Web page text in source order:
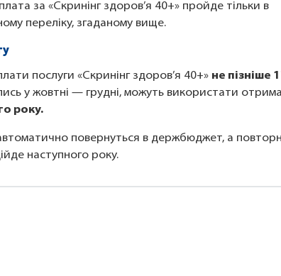
за «Скринінг здоров’я 40+» пройде тільки в
переліку, згаданому вище.
послуги «Скринінг здоров’я 40+» не пізніше
у жовтні — грудні, можуть використати
року.
повернуться в держбюджет, а
наступного року.